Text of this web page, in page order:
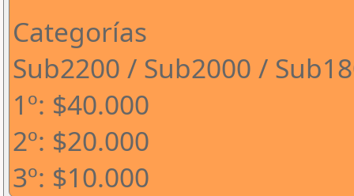
Categorías
Sub2200 / Sub2000 /
1º: $40.000
2º: $20.000
3º: $10.000